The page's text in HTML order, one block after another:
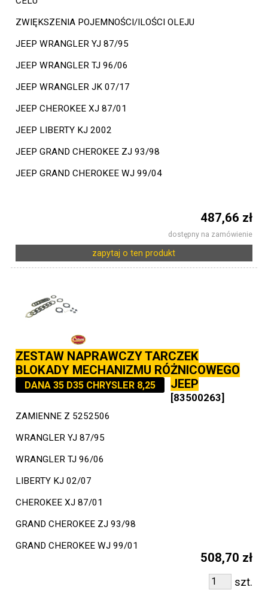
ZWIĘKSZENIA POJEMNOŚCI/ILOŚCI OLEJU
JEEP WRANGLER YJ 87/95
JEEP WRANGLER TJ 96/06
JEEP WRANGLER JK 07/17
JEEP CHEROKEE XJ 87/01
JEEP LIBERTY KJ 2002
JEEP GRAND CHEROKEE ZJ 93/98
JEEP GRAND CHEROKEE WJ 99/04
487,66 zł
dostępny na zamówienie
zapytaj o ten produkt
ZESTAW NAPRAWCZY TARCZEK
BLOKADY MECHANIZMU RÓŻNICOWEGO
JEEP
DANA 35 D35 CHRYSLER 8,25
[83500263]
ZAMIENNE Z 5252506
WRANGLER YJ 87/95
WRANGLER TJ 96/06
LIBERTY KJ 02/07
CHEROKEE XJ 87/01
GRAND CHEROKEE ZJ 93/98
GRAND CHEROKEE WJ 99/01
508,70 zł
szt.